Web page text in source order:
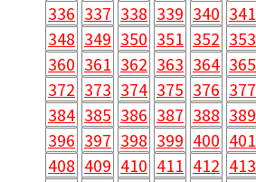
336 337 338 339 340 341
348 349 350 351 352 353
360 361 362 363 364 365
372 373 374 375 376 377
384 385 386 387 388 389
396 397 398 399 400 401
408 409 410 411 412 413